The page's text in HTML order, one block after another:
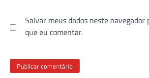
Salvar meus dados neste navegador
que eu comentar.